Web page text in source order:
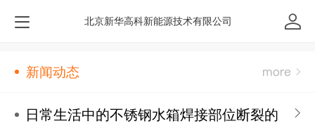
北京新华高科新能源技术有限公司
新闻动态
日常生活中的不锈钢水箱焊接部位断裂的